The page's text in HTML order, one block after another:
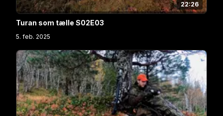
22:26
Turan som tælle S02E03
5. feb. 2025